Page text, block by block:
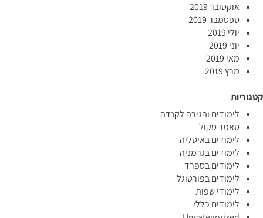
אוקטובר 2019
ספטמבר 2019
יולי 2019
יוני 2019
מאי 2019
מרץ 2019
קטגוריות
לימודים והגירה לקנדה
סאמר סקול
לימודים באיטליה
לימודים בגרמניה
לימודים בספרד
לימודים בפורטוגל
לימודי שפות
לימודים כללי